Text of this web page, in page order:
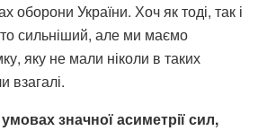
оборони України. Хоч як тоді, так і
сильніший, але ми маємо
яку не мали ніколи в таких
взагалі.
значної асиметрії сил,